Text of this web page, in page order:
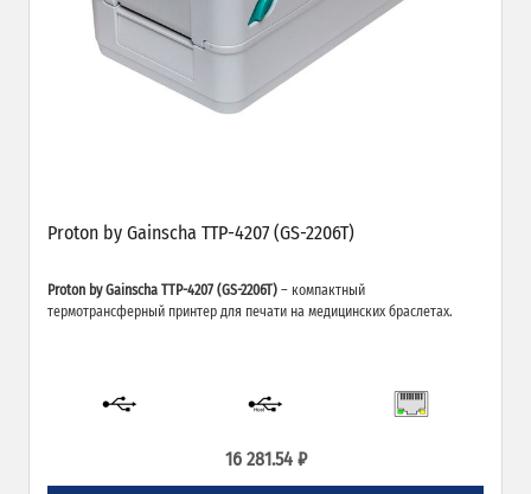
Proton by Gainsсha TTP-4207 (GS-2206T)
Proton by Gainsсha TTP-4207 (GS-2206T) – компактный
термотрансферный принтер для печати на медицинских браслетах.
16 281.54 ₽